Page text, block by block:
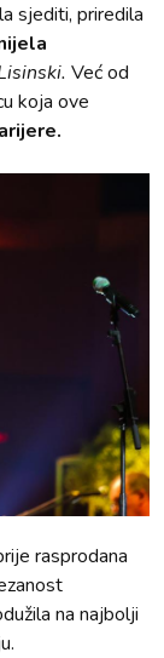
sjediti, priredila
Već od
koja ove
rasprodana
na najbolji